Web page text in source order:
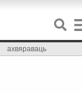
ахвяраваць